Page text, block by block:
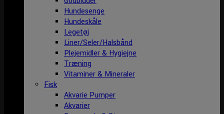
Hundesenge
Hundeskåle
Legetøj
Liner/Seler/Halsbånd
Plejemidler & Hygiejne
Træning
Vitaminer & Mineraler
Fisk
Akvarie Pumper
Akvarier